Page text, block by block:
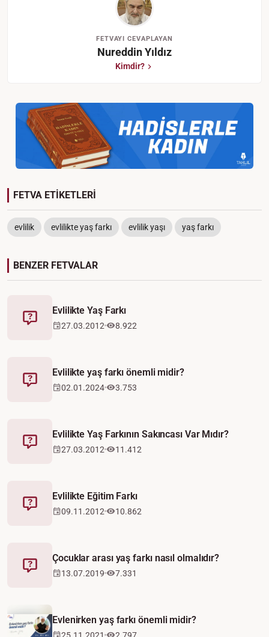
FETVAYI CEVAPLAYAN
Nureddin Yıldız
Kimdir?
FETVA ETİKETLERİ
evlilik evlilikte yaş farkı evlilik yaşı yaş farkı
BENZER FETVALAR
Fetva
Evlilikte Yaş Farkı
27.03.2012 8.922
Fetva
Evlilikte yaş farkı önemli midir?
02.01.2024 3.753
Fetva
Evlilikte Yaş Farkının Sakıncası Var Mıdır?
27.03.2012 11.412
Fetva
Evlilikte Eğitim Farkı
09.11.2012 10.862
Fetva
Çocuklar arası yaş farkı nasıl olmalıdır?
13.07.2019 7.331
Video
Evlenirken yaş farkı önemli midir?
25.11.2021 2.797